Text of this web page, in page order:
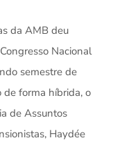
da AMB deu
Nacional
semestre de
de forma híbrida, o
de Assuntos
Haydée